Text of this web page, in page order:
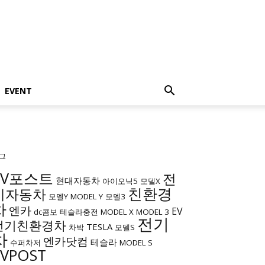
EVENT
포스트 현대자동차 아이오닉5 모델X 전
자동차 모델Y MODEL Y 모델3 친환경
엔카 dc콤보 테슬라충전 MODEL X MODEL 3 EV
기친환경차 차박 TESLA 모델S 전기
수퍼차저 엔카닷컴 테슬라 MODEL S